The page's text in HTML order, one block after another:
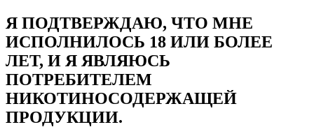
Я ПОДТВЕРЖДАЮ, ЧТО МНЕ
ИСПОЛНИЛОСЬ 18 ИЛИ БОЛЕЕ
ЛЕТ, И Я ЯВЛЯЮСЬ
ПОТРЕБИТЕЛЕМ
НИКОТИНОСОДЕРЖАЩЕЙ
ПРОДУКЦИИ.